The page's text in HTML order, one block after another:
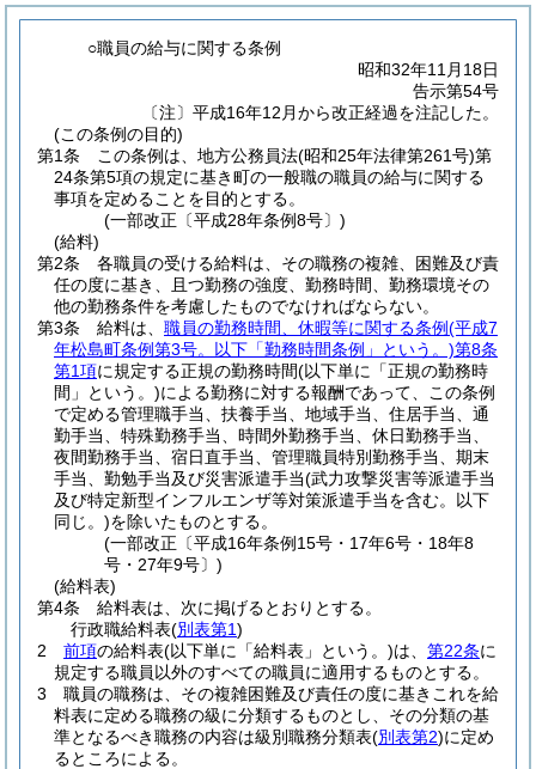
○職員の給与に関する条例
昭和32年11月18日
告示第54号
〔注〕平成16年12月から改正経過を注記した。
(この条例の目的)
第1条
この条例は、地方公務員法(昭和25年法律第261号)第
24条第5項の規定に基き町の一般職の職員の給与に関する
事項を定めることを目的とする。
(一部改正〔平成28年条例8号〕)
(給料)
第2条
各職員の受ける給料は、その職務の複雑、困難及び責
任の度に基き、且つ勤務の強度、勤務時間、勤務環境その
他の勤務条件を考慮したものでなければならない。
第3条
給料は、 職員の勤務時間、休暇等に関する条例(平成7
年松島町条例第3号。以下「勤務時間条例」という。)第8条
第1項に規定する正規の勤務時間(以下単に「正規の勤務時
間」という。)による勤務に対する報酬であって、この条例
で定める管理職手当、扶養手当、地域手当、住居手当、通
勤手当、特殊勤務手当、時間外勤務手当、休日勤務手当、
夜間勤務手当、宿日直手当、管理職員特別勤務手当、期末
手当、勤勉手当及び災害派遣手当(武力攻撃災害等派遣手当
及び特定新型インフルエンザ等対策派遣手当を含む。以下
同じ。)を除いたものとする。
(一部改正〔平成16年条例15号・17年6号・18年8
号・27年9号〕)
(給料表)
第4条
給料表は、次に掲げるとおりとする。
行政職給料表(別表第1)
2
前項の給料表(以下単に「給料表」という。)は、 第22条に
規定する職員以外のすべての職員に適用するものとする。
3
職員の職務は、その複雑困難及び責任の度に基きこれを給
料表に定める職務の級に分類するものとし、その分類の基
準となるべき職務の内容は級別職務分類表(別表第2)に定め
るところによる。